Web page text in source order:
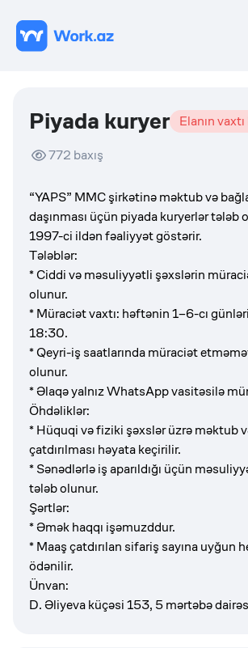
Piyada kuryer
Elanın
772 baxış
“YAPS” MMC şirkətinə məktub və
daşınması üçün piyada kuryerlər tələb
1997-ci ildən fəaliyyət göstərir.
Tələblər:
* Ciddi və məsuliyyətli şəxslərin
olunur.
* Müraciət vaxtı: həftənin 1–6-cı
18:30.
* Qeyri-iş saatlarında müraciət
olunur.
* Əlaqə yalnız WhatsApp vasitəsilə
Öhdəliklər:
* Hüquqi və fiziki şəxslər üzrə məktub
çatdırılması həyata keçirilir.
* Sənədlərlə iş aparıldığı üçün
tələb olunur.
Şərtlər:
* Əmək haqqı işəmuzddur.
* Maaş çatdırılan sifariş sayına uyğun
ödənilir.
Ünvan:
D. Əliyeva küçəsi 153, 5 mərtəbə dairə